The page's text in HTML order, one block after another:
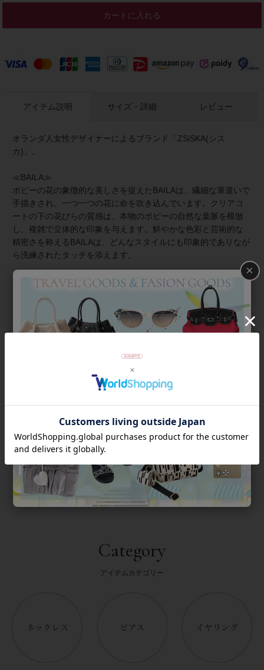
カートに入れる
アイテム説明
オランダ人女性デザイナーによるブランド「ZSiSKA(シス
カ)」。
≪BAILA≫
ポピーの花の象徴的な美しさを捉えたBAILAは、繊細な筆遣いで
手描きされ、一つ一つの花に命を吹き込んでいます。クリアコ
ートの下の花びらの質感は、本物のポピーの自然な葉脈を模倣
し、複雑で立体的な印象を与えます。鮮やかな色彩と芸術的な
精密さを称えるBAILAは、どんなスタイルにも印象的でありなが
ら洗練されたタッチを添えます。
About ZSiSKA/シスカとは
上質な樹脂、ポリエステルレジンの特性を活かし、ガラスのよ
うな質感を再現しつつも、軽くてつけやすいことで人気を博し
ています。
サイズ・詳細 レビュー
返品について
Category
アイテムカテゴリー
×